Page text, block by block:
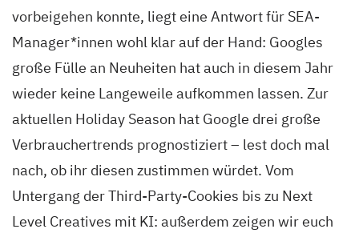
vorbeigehen konnte, liegt eine Antwort für SEA-
Manager*innen wohl klar auf der Hand: Googles
große Fülle an Neuheiten hat auch in diesem Jahr
wieder keine Langeweile aufkommen lassen. Zur
aktuellen Holiday Season hat Google drei große
Verbrauchertrends prognostiziert – lest doch mal
nach, ob ihr diesen zustimmen würdet. Vom
Untergang der Third-Party-Cookies bis zu Next
Level Creatives mit KI: außerdem zeigen wir euch